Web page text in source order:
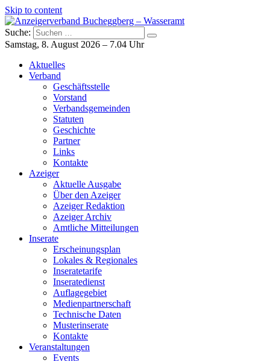
Skip to content
Anzeigerverband Bucheggberg – Wasseramt
Azeiger AZ-Medien
Suche:
Samstag, 8. August 2026 – 7.04 Uhr
Aktuelles
Verband
Geschäftsstelle
Vorstand
Verbandsgemeinden
Statuten
Geschichte
Partner
Links
Kontakte
Azeiger
Aktuelle Ausgabe
Über den Azeiger
Azeiger Redaktion
Azeiger Archiv
Amtliche Mitteilungen
Inserate
Erscheinungsplan
Lokales & Regionales
Inseratetarife
Inseratedienst
Auflagegebiet
Medienpartnerschaft
Technische Daten
Musterinserate
Kontakte
Veranstaltungen
Events